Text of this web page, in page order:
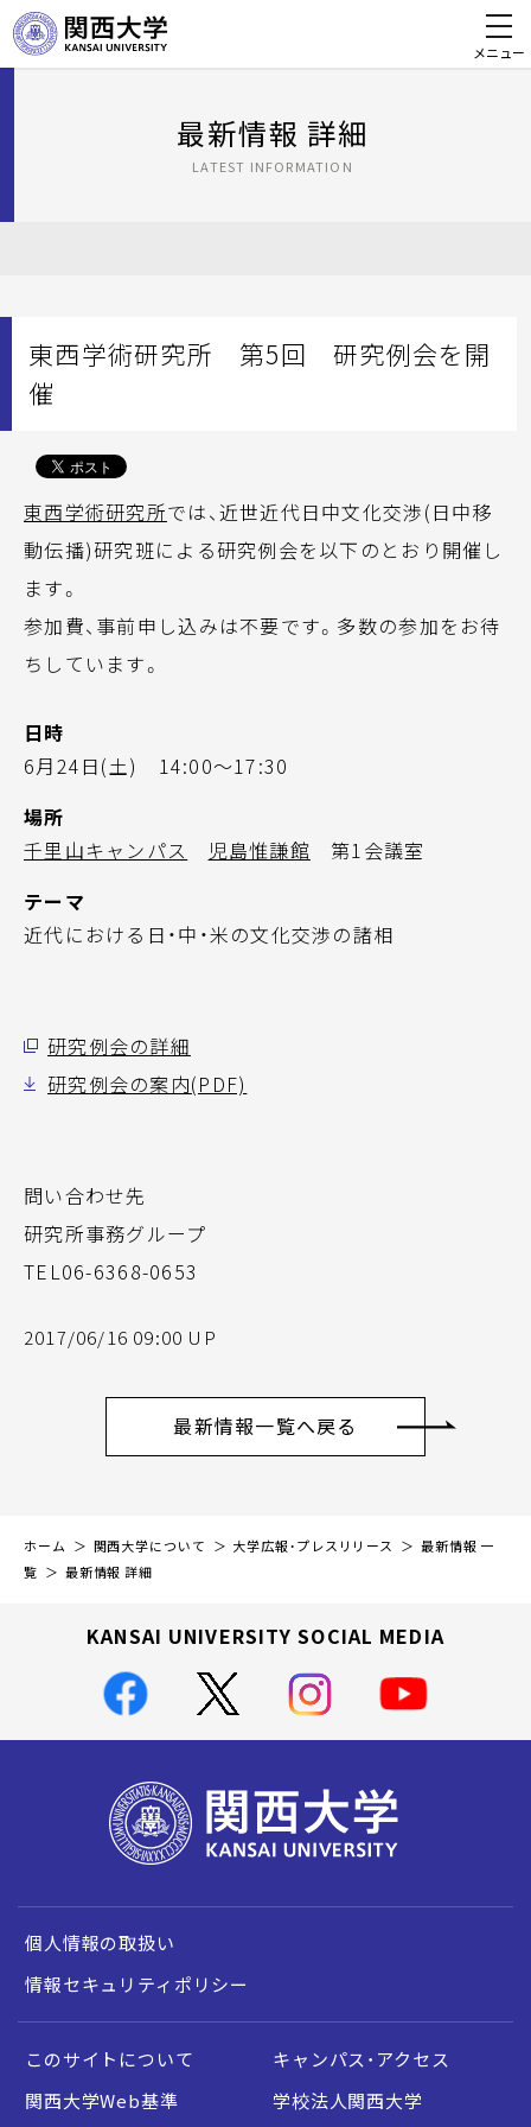
メニュー
最新情報 詳細
LATEST INFORMATION
東西学術研究所 第5回 研究例会を開
催
東西学術研究所では、近世近代日中文化交渉(日中移
動伝播)研究班による研究例会を以下のとおり開催し
ます。
参加費、事前申し込みは不要です。多数の参加をお待
ちしています。
日時
6月24日(土) 14:00～17:30
場所
千里山キャンパス
児島惟謙館 第1会議室
テーマ
近代における日・中・米の文化交渉の諸相
研究例会の詳細
研究例会の案内(PDF)
問い合わせ先
研究所事務グループ
TEL06-6368-0653
2017/06/16 09:00 UP
最新情報一覧へ戻る
ホーム 関西大学について 大学広報・プレスリリース
最新情報 一
覧
最新情報 詳細
KANSAI UNIVERSITY SOCIAL MEDIA
個人情報の取扱い
情報セキュリティポリシー
このサイトについて
キャンパス・アクセス
関西大学Web基準
学校法人関西大学